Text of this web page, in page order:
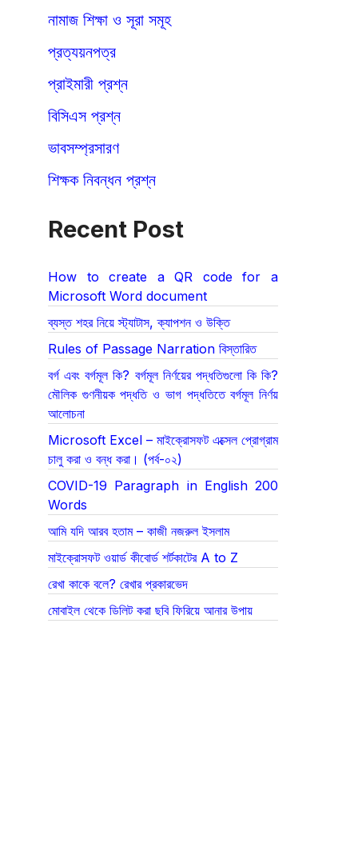
নামাজ শিক্ষা ও সূরা সমূহ
প্রত্যয়নপত্র
প্রাইমারী প্রশ্ন
বিসিএস প্রশ্ন
ভাবসম্প্রসারণ
শিক্ষক নিবন্ধন প্রশ্ন
Recent Post
How to create a QR code for a
Microsoft Word document
ব্যস্ত শহর নিয়ে স্ট্যাটাস, ক্যাপশন ও উক্তি
Rules of Passage Narration বিস্তারিত
বর্গ এবং বর্গমূল কি? বর্গমূল নির্ণয়ের পদ্ধতিগুলো কি কি?
মৌলিক গুণনীয়ক পদ্ধতি ও ভাগ পদ্ধতিতে বর্গমূল নির্ণয়
আলোচনা
Microsoft Excel – মাইক্রোসফট এক্সেল প্রোগ্রাম
চালু করা ও বন্ধ করা। (পর্ব-০২)
COVID-19 Paragraph in English 200
Words
আমি যদি আরব হতাম – কাজী নজরুল ইসলাম
মাইক্রোসফট ওয়ার্ড কীবোর্ড শর্টকাটের A to Z
রেখা কাকে বলে? রেখার প্রকারভেদ
মোবাইল থেকে ডিলিট করা ছবি ফিরিয়ে আনার উপায়